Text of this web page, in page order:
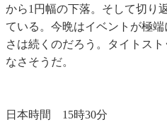
から1円幅の下落。そして切り
ている。今晩はイベントが極
さは続くのだろう。タイトス
なさそうだ。
日本時間 15時30分